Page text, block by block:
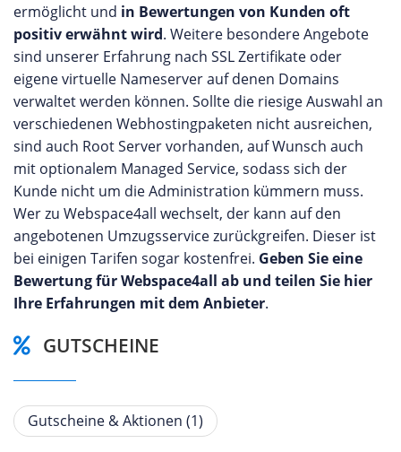
ermöglicht und in Bewertungen von Kunden oft
positiv erwähnt wird. Weitere besondere Angebote
sind unserer Erfahrung nach SSL Zertifikate oder
eigene virtuelle Nameserver auf denen Domains
verwaltet werden können. Sollte die riesige Auswahl an
verschiedenen Webhostingpaketen nicht ausreichen,
sind auch Root Server vorhanden, auf Wunsch auch
mit optionalem Managed Service, sodass sich der
Kunde nicht um die Administration kümmern muss.
Wer zu Webspace4all wechselt, der kann auf den
angebotenen Umzugsservice zurückgreifen. Dieser ist
bei einigen Tarifen sogar kostenfrei. Geben Sie eine
Bewertung für Webspace4all ab und teilen Sie hier
Ihre Erfahrungen mit dem Anbieter.
GUTSCHEINE
Gutscheine & Aktionen (1)